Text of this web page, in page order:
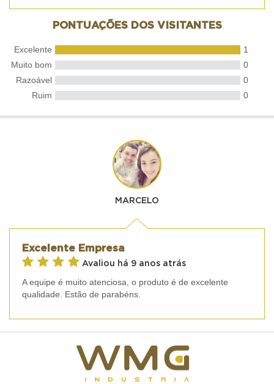
PONTUAÇÕES DOS VISITANTES
Excelente
1
Muito bom
0
Razoável
0
Ruim
0
MARCELO
Excelente Empresa
Avaliou há 9 anos atrás
A equipe é muito atenciosa, o produto é de excelente
qualidade. Estão de parabéns.